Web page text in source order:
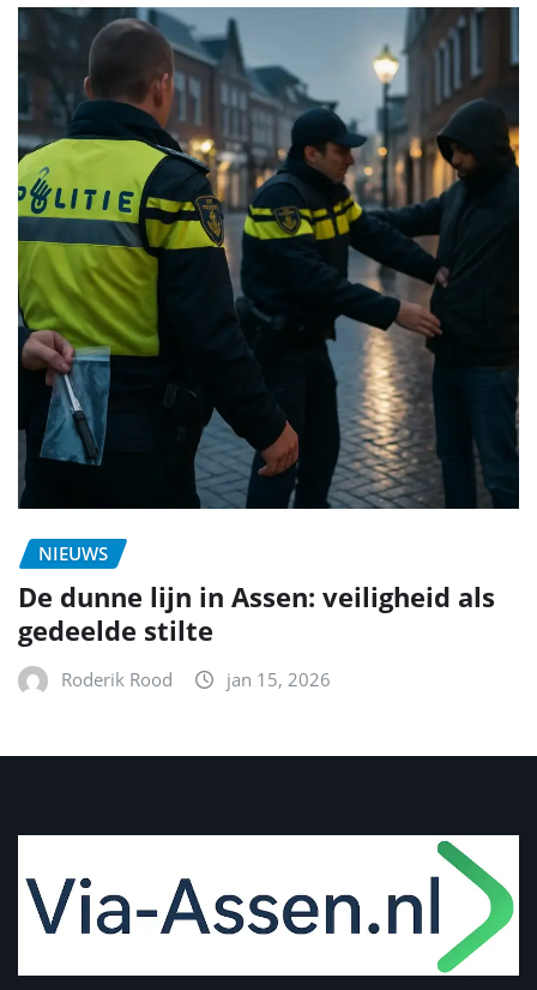
NIEUWS
De dunne lijn in Assen: veiligheid als
gedeelde stilte
Roderik Rood jan 15, 2026